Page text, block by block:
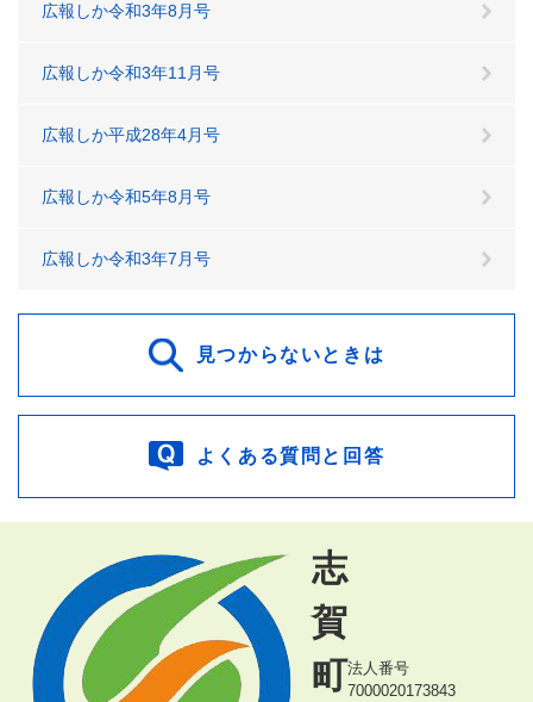
広報しか令和3年8月号
広報しか令和3年11月号
広報しか平成28年4月号
広報しか令和5年8月号
広報しか令和3年7月号
見つからないときは
よくある質問と回答
志
賀
町法人番号
7000020173843